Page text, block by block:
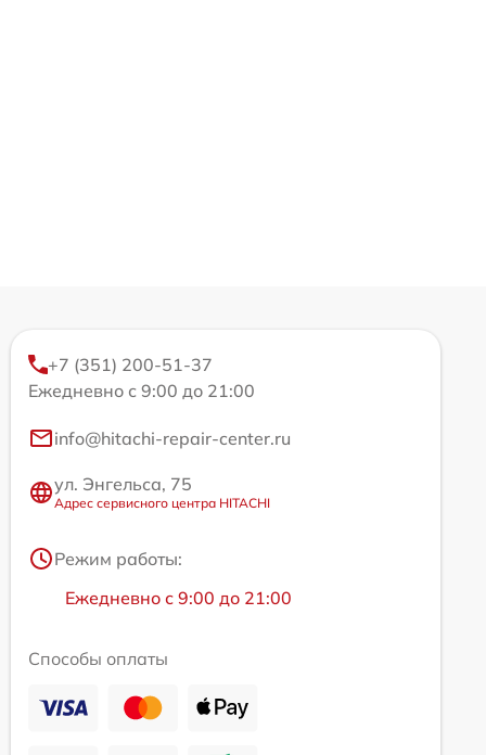
+7 (351) 200-51-37
Ежедневно с 9:00 до 21:00
info@hitachi-repair-center.ru
ул. Энгельса, 75
Адрес сервисного центра HITACHI
Режим работы:
Ежедневно с 9:00 до 21:00
Способы оплаты